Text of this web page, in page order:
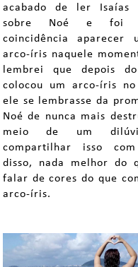
acabado de ler Isaías
sobre Noé e foi
coincidência aparecer
arco-íris naquele
lembrei que depois
colocou um arco-íris
ele se lembrasse da
Noé de nunca mais
meio de um
compartilhar isso
disso, nada melhor do
falar de cores do que
arco-íris.